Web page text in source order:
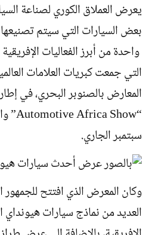
يعرض العملاق الكوري لصناعة
بعض السيارات التي سيتم
واحدة من أبرز الفعاليات
التي جمعت كبريات العلامات
المعارض بالصنوبر البحري، في
سبتمبر الجاري.
وكان المعرض الذي افتتح
العديد من نماذج سيارات